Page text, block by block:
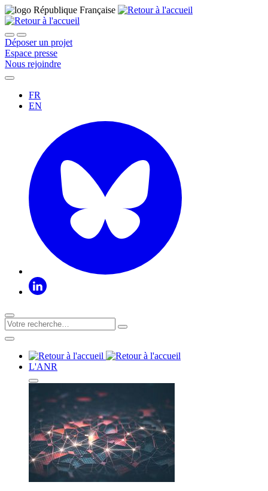
Déposer un projet
Espace presse
Nous rejoindre
FR
EN
L'ANR